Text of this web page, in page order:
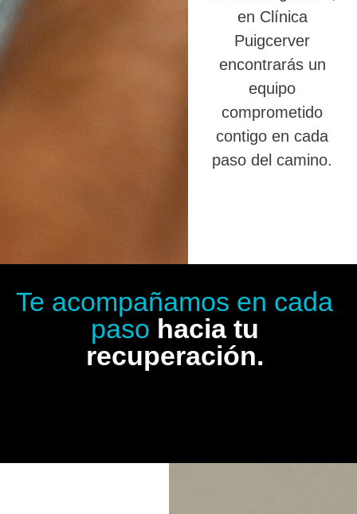
en Clínica
Puigcerver
encontrarás un
equipo
comprometido
contigo en cada
paso del camino.
Te acompañamos en cada
paso hacia tu
recuperación.